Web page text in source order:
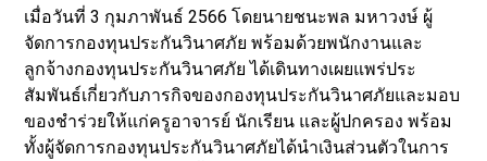
เมื่อวันที่ 3 กุมภาพันธ์ 2566 โดยนายชนะพล มหาวงษ์ ผู้
จัดการกองทุนประกันวินาศภัย พร้อมด้วยพนักงานและ
ลูกจ้างกองทุนประกันวินาศภัย ได้เดินทางเผยแพร่ประ
สัมพันธ์เกี่ยวกับภารกิจของกองทุนประกันวินาศภัยและมอบ
ของชำร่วยให้แก่ครูอาจารย์ นักเรียน และผู้ปกครอง พร้อม
ทั้งผู้จัดการกองทุนประกันวินาศภัยได้นำเงินส่วนตัวในการ